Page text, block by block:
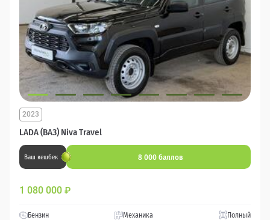
LADA (ВАЗ) Niva Travel
2023
Ваш кешбек 8 000 баллов
1 080 000 ₽
Бензин Механика Полный